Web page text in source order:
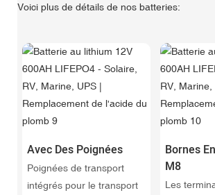
Voici plus de détails de nos batteries:
Avec Des Poignées
Poignées de transport
intégrés pour le transport
Bornes
M8
Les